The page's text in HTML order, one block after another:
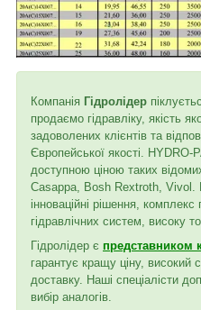
Компанія Гідролідер
продаємо гідравліку, якість
задоволених клієнтів та
Європейської якості.
доступною ціною таких
Casappa, Bosh Rextroth, Vivol.
інноваційні рішення,
гідравлічних систем, високу
Гідролідер є представником
гарантує кращу ціну, високий
доставку. Наші спеціалісти
вибір аналогів.